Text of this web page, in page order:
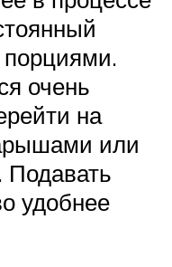
очень
на
или
удобнее